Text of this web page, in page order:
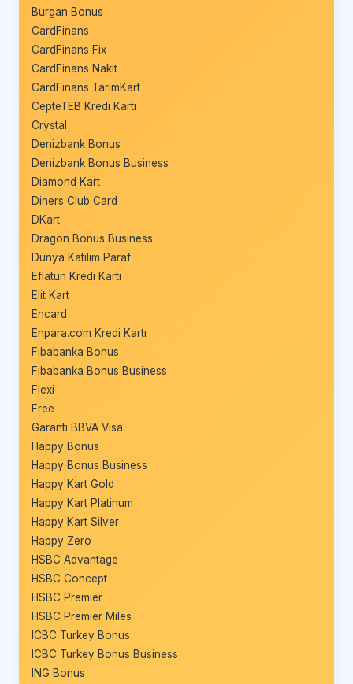
Burgan Bonus
CardFinans
CardFinans Fix
CardFinans Nakit
CardFinans TarımKart
CepteTEB Kredi Kartı
Crystal
Denizbank Bonus
Denizbank Bonus Business
Diamond Kart
Diners Club Card
DKart
Dragon Bonus Business
Dünya Katılım Paraf
Eflatun Kredi Kartı
Elit Kart
Encard
Enpara.com Kredi Kartı
Fibabanka Bonus
Fibabanka Bonus Business
Flexi
Free
Garanti BBVA Visa
Happy Bonus
Happy Bonus Business
Happy Kart Gold
Happy Kart Platinum
Happy Kart Silver
Happy Zero
HSBC Advantage
HSBC Concept
HSBC Premier
HSBC Premier Miles
ICBC Turkey Bonus
ICBC Turkey Bonus Business
ING Bonus